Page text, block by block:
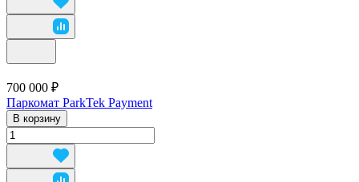
700 000 ₽
Паркомат ParkTek Payment
В корзину